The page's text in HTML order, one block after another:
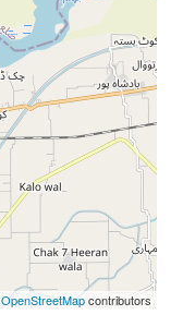
OpenStreetMapcontributors